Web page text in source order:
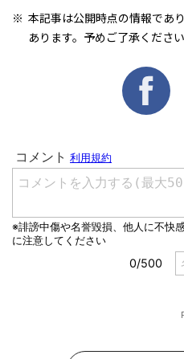
本記事は公開時点の情報であ
あります。予めご了承ください